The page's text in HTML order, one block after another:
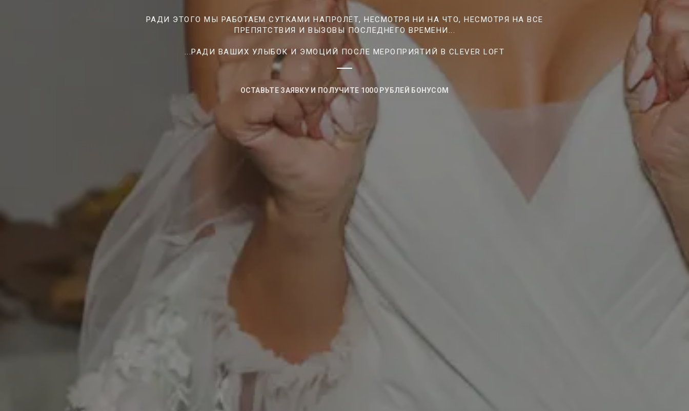
РАДИ ЭТОГО МЫ РАБОТАЕМ СУТКАМИ НАПРОЛЕТ, НЕСМОТРЯ НИ НА ЧТО, НЕСМОТРЯ НА ВСЕ
ПРЕПЯТСТВИЯ И ВЫЗОВЫ ПОСЛЕДНЕГО ВРЕМЕНИ...
...РАДИ ВАШИХ УЛЫБОК И ЭМОЦИЙ ПОСЛЕ МЕРОПРИЯТИЙ В CLEVER LOFT
ОСТАВЬТЕ ЗАЯВКУ И ПОЛУЧИТЕ 1000 РУБЛЕЙ БОНУСОМ